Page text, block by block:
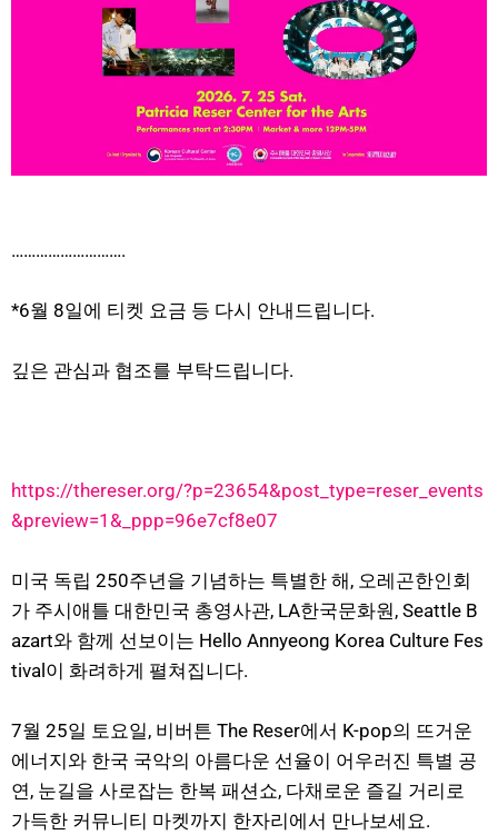
……………………….
*6월 8일에 티켓 요금 등 다시 안내드립니다.
깊은 관심과 협조를 부탁드립니다.
https://thereser.org/?p=23654&post_type=reser_events
&preview=1&_ppp=96e7cf8e07
미국 독립 250주년을 기념하는 특별한 해, 오레곤한인회
가 주시애틀 대한민국 총영사관, LA한국문화원, Seattle B
azart와 함께 선보이는 Hello Annyeong Korea Culture Fes
tival이 화려하게 펼쳐집니다.
7월 25일 토요일, 비버튼 The Reser에서 K-pop의 뜨거운
에너지와 한국 국악의 아름다운 선율이 어우러진 특별 공
연, 눈길을 사로잡는 한복 패션쇼, 다채로운 즐길 거리로
가득한 커뮤니티 마켓까지 한자리에서 만나보세요.